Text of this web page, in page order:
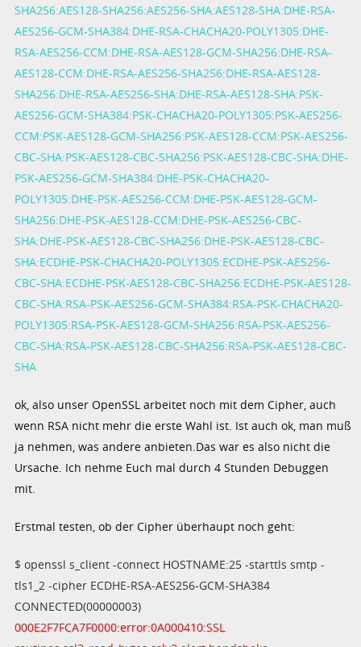
SHA256:AES128-SHA256:AES256-SHA:AES128-SHA:DHE-RSA-
AES256-GCM-SHA384:DHE-RSA-CHACHA20-POLY1305:DHE-
RSA-AES256-CCM:DHE-RSA-AES128-GCM-SHA256:DHE-RSA-
AES128-CCM:DHE-RSA-AES256-SHA256:DHE-RSA-AES128-
SHA256:DHE-RSA-AES256-SHA:DHE-RSA-AES128-SHA:PSK-
AES256-GCM-SHA384:PSK-CHACHA20-POLY1305:PSK-AES256-
CCM:PSK-AES128-GCM-SHA256:PSK-AES128-CCM:PSK-AES256-
CBC-SHA:PSK-AES128-CBC-SHA256:PSK-AES128-CBC-SHA:DHE-
PSK-AES256-GCM-SHA384:DHE-PSK-CHACHA20-
POLY1305:DHE-PSK-AES256-CCM:DHE-PSK-AES128-GCM-
SHA256:DHE-PSK-AES128-CCM:DHE-PSK-AES256-CBC-
SHA:DHE-PSK-AES128-CBC-SHA256:DHE-PSK-AES128-CBC-
SHA:ECDHE-PSK-CHACHA20-POLY1305:ECDHE-PSK-AES256-
CBC-SHA:ECDHE-PSK-AES128-CBC-SHA256:ECDHE-PSK-AES128-
CBC-SHA:RSA-PSK-AES256-GCM-SHA384:RSA-PSK-CHACHA20-
POLY1305:RSA-PSK-AES128-GCM-SHA256:RSA-PSK-AES256-
CBC-SHA:RSA-PSK-AES128-CBC-SHA256:RSA-PSK-AES128-CBC-
SHA
ok, also unser OpenSSL arbeitet noch mit dem Cipher, auch
wenn RSA nicht mehr die erste Wahl ist. Ist auch ok, man muß
ja nehmen, was andere anbieten.Das war es also nicht die
Ursache. Ich nehme Euch mal durch 4 Stunden Debuggen
mit.
Erstmal testen, ob der Cipher überhaupt noch geht:
$ openssl s_client -connect HOSTNAME:25 -starttls smtp -
tls1_2 -cipher ECDHE-RSA-AES256-GCM-SHA384
CONNECTED(00000003)
000E2F7FCA7F0000:error:0A000410:SSL